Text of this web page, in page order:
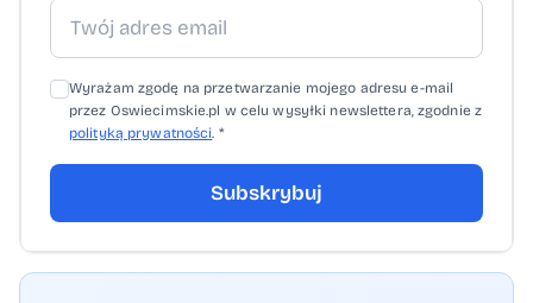
Wyrażam zgodę na przetwarzanie mojego adresu e-mail
przez Oswiecimskie.pl w celu wysyłki newslettera, zgodnie z
polityką prywatności. *
Subskrybuj